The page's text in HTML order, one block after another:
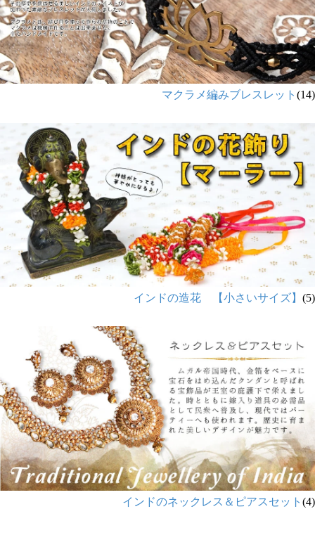
マクラメ編みブレスレット (14)
インドの造花 【小さいサイズ】 (5)
インドのネックレス＆ピアスセット (4)